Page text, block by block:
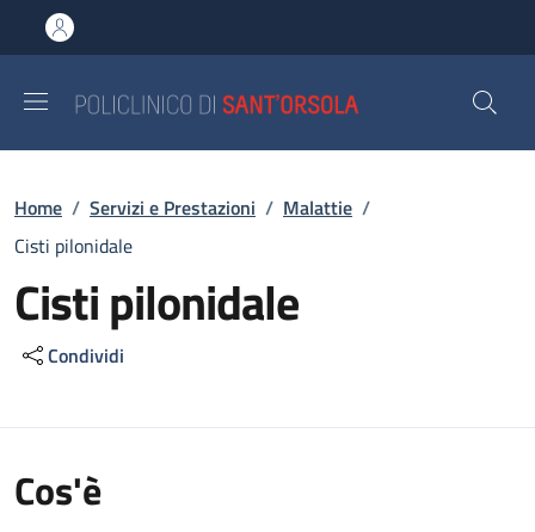
al contenuto principale
to footer content
Briciole di pane
Home / Servizi e Prestazioni / Malattie /
Cisti pilonidale
Cisti pilonidale
Condividi
Cos'è